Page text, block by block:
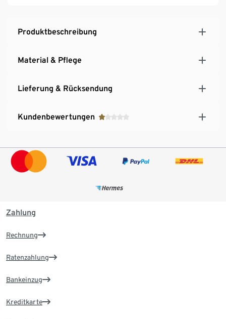
Ergonomische Flatlock-Nähte für einen
komfortablen, scheuerfreien Sitz
Reflektierende Prints für erhöhte Sichtbarkeit
Produktbeschreibung
Material & Pflege
Lieferung & Rücksendung
Kundenbewertungen
Zahlung
Rechnung
Ratenzahlung
Bankeinzug
Kreditkarte